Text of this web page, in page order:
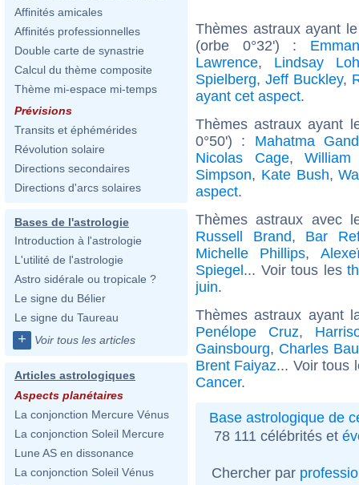
Affinités amicales
Affinités professionnelles
Double carte de synastrie
Calcul du thème composite
Thème mi-espace mi-temps
Prévisions
Transits et éphémérides
Révolution solaire
Directions secondaires
Directions d'arcs solaires
Bases de l'astrologie
Introduction à l'astrologie
L'utilité de l'astrologie
Astro sidérale ou tropicale ?
Le signe du Bélier
Le signe du Taureau
+ Voir tous les articles
Articles astrologiques
Aspects planétaires
La conjonction Mercure Vénus
La conjonction Soleil Mercure
Lune AS en dissonance
La conjonction Soleil Vénus
Thèmes astraux ayant
(orbe 0°32') :
Lawrence, Lindsay
Spielberg,Jeff Buckley,
ayant cet aspect.
Thèmes astraux ayant
0°50') : Mahatma
Nicolas Cage, William
Simpson, Kate Bush,
aspect.
Thèmes astraux avec
Russell Brand, Bar
Michelle Phillips,
Spiegel... Voir tous les
juin.
Thèmes astraux ayant
Penélope Cruz,
Gainsbourg, Charles
Brent Faiyaz... Voir tous
Cancer.
Base astrologique de
78 111 célébrités et
Chercher par